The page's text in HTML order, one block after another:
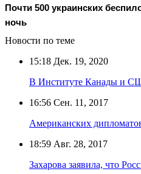
Почти 500 украинских
ночь
Новости по теме
15:18 Дек. 19, 2020
В Институте Канады и
16:56 Сен. 11, 2017
Американских
18:59 Авг. 28, 2017
Захарова заявила, что